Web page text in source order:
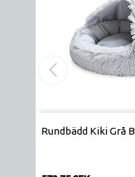
Rundbädd Kiki Grå